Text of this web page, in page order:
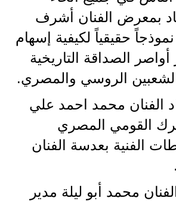
بمعرض الفنان أشرف
حقيقياً لكيفية إسهام
الصداقة التاريخية
الروسي والمصري.
الفنان محمد احمد علي
القومي المصري
الفنية بعدسة الفنان
محمد أبو ليلة مدير